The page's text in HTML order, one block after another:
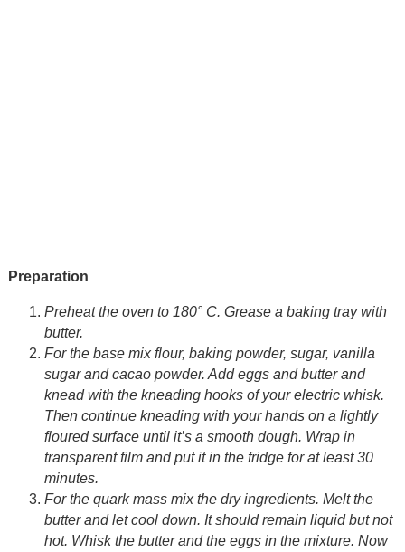
Preparation
Preheat the oven to 180° C. Grease a baking tray with
butter.
For the base mix flour, baking powder, sugar, vanilla
sugar and cacao powder. Add eggs and butter and
knead with the kneading hooks of your electric whisk.
Then continue kneading with your hands on a lightly
floured surface until it’s a smooth dough. Wrap in
transparent film and put it in the fridge for at least 30
minutes.
For the quark mass mix the dry ingredients. Melt the
butter and let cool down. It should remain liquid but not
hot. Whisk the butter and the eggs in the mixture. Now